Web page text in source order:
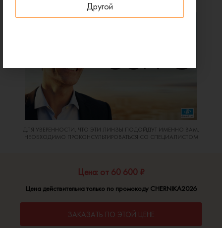
Другой
ДЛЯ УВЕРЕННОСТИ, ЧТО ЭТИ ЛИНЗЫ ПОДОЙДУТ ИМЕННО ВАМ,
НЕОБХОДИМО ПРОКОНСУЛЬТИРОВАТЬСЯ СО СПЕЦИАЛИСТОМ
Цена: от 60 600 ₽
Цена действительна только по промокоду CHERNIKA2026
ЗАКАЗАТЬ ПО ЭТОЙ ЦЕНЕ